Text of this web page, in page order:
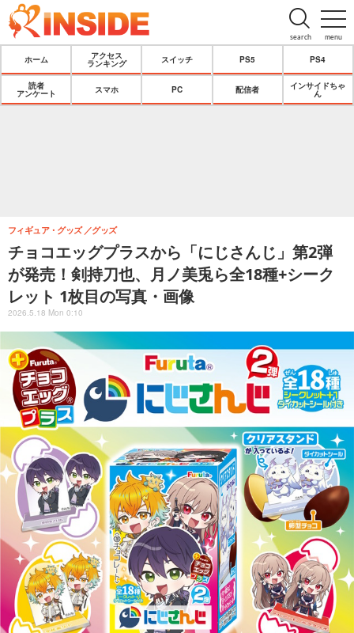
menu
search
ホーム
アクセス
ランキング
スイッチ PS5 PS4
読者
アンケート
スマホ PC 配信者
インサイドちゃ
ん
チョコエッグプラスから「にじさんじ」第2弾
が発売！剣持刀也、月ノ美兎ら全18種+シーク
レット 1枚目の写真・画像
フィギュア・グッズ グッズ
2026.5.18 Mon 0:10